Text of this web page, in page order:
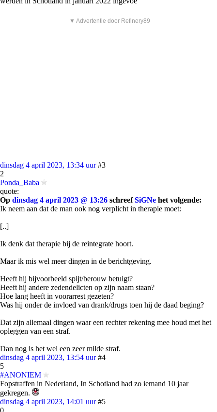
▼ Advertentie door Refinery89
dinsdag 4 april 2023, 13:34 uur #3
2
Ponda_Baba
quote:
Op dinsdag 4 april 2023 @ 13:26 schreefSiGNe het volgende:
Ik neem aan dat de man ook nog verplicht in therapie moet:
[..]
Ik denk dat therapie bij de reintegrate hoort.
Maar ik mis wel meer dingen in de berichtgeving.
Heeft hij bijvoorbeeld spijt/berouw betuigt?
Heeft hij andere zedendelicten op zijn naam staan?
Hoe lang heeft in voorarrest gezeten?
Was hij onder de invloed van drank/drugs toen hij de daad beging?
Dat zijn allemaal dingen waar een rechter rekening mee houd met het
opleggen van een straf.
Dan nog is het wel een zeer milde straf.
dinsdag 4 april 2023, 13:54 uur #4
5
#ANONIEM
Fopstraffen in Nederland, In Schotland had zo iemand 10 jaar
gekregen.
dinsdag 4 april 2023, 14:01 uur #5
0